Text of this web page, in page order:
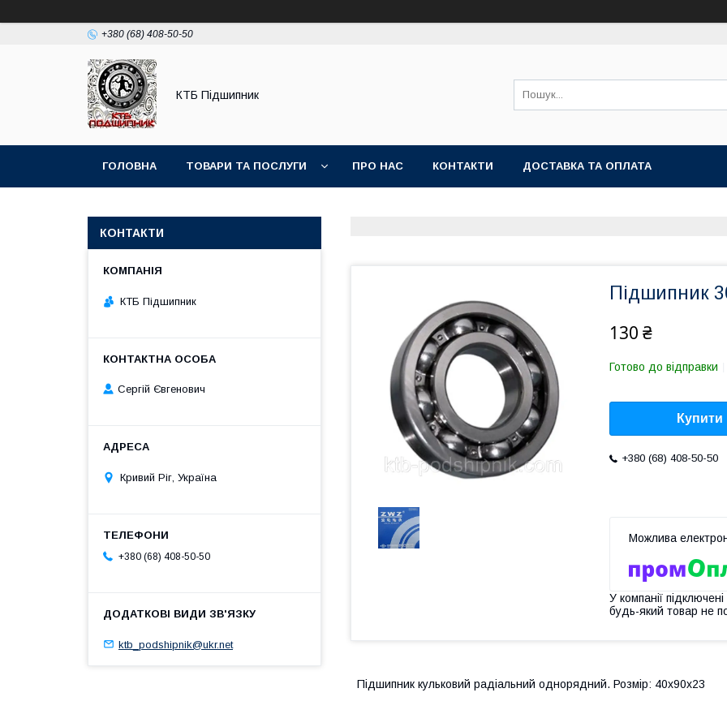
+380 (68) 408-50-50
КТБ Підшипник
ГОЛОВНА ТОВАРИ ТА ПОСЛУГИ ПРО НАС КОНТАКТИ ДОСТАВКА ТА ОПЛАТА
Підшипник
130 ₴
Готово до відправки
Купити
+380 (68) 408-50-50
У компанії
будь-який товар не
Підшипник кульковий радіальний однорядний. Розмір: 40х90х23
КОНТАКТИ
КТБ Підшипник
Сергій Євгенович
Кривий Ріг, Україна
+380 (68) 408-50-50
ktb_podshipnik@ukr.net